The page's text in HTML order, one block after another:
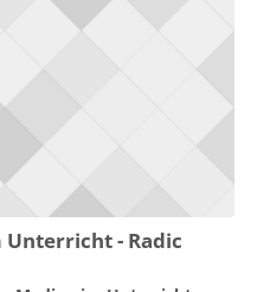
- Radic